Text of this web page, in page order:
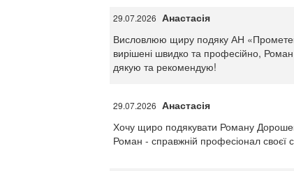
29.07.2026 Анастасія
Висловлюю щиру подяку АН
вирішені швидко та професійно, Роман
дякую та рекомендую!
29.07.2026 Анастасія
Хочу щиро подякувати Роману
Роман - справжній професіонал